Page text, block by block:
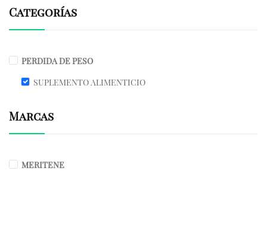
Categorías
PERDIDA DE PESO
SUPLEMENTO ALIMENTICIO
Marcas
MERITENE